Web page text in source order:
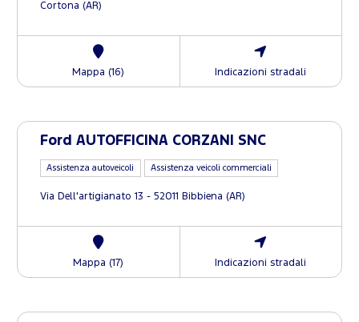
Cortona (AR)
Mappa (16) Indicazioni stradali
Ford AUTOFFICINA CORZANI SNC
Assistenza autoveicoli Assistenza veicoli commerciali
Via Dell'artigianato 13 - 52011 Bibbiena (AR)
Mappa (17) Indicazioni stradali